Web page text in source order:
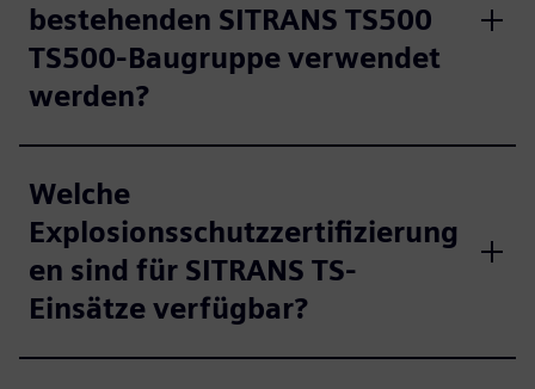
bestehenden SITRANS TS500
TS500-Baugruppe verwendet
werden?
Welche
Explosionsschutzzertifizierung
en sind für SITRANS TS-
Einsätze verfügbar?